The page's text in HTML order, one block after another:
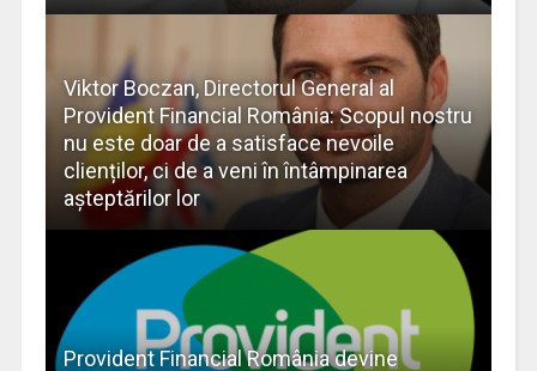
Viktor Boczan, Directorul General al
Provident Financial România: Scopul nostru
nu este doar de a satisface nevoile
clienților, ci de a veni în întâmpinarea
aşteptărilor lor
Provident Financial România devine